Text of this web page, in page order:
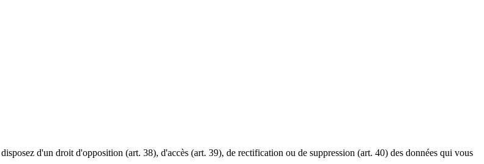
d'un droit d'opposition (art. 38), d'accès (art. 39), de rectification ou de suppression (art. 40) des données qui vous